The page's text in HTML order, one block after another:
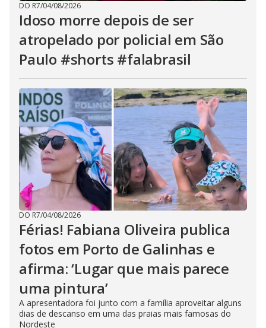
DO R7/04/08/2026
Idoso morre depois de ser
atropelado por policial em São
Paulo #shorts #falabrasil
DO R7/04/08/2026
Férias! Fabiana Oliveira publica
fotos em Porto de Galinhas e
afirma: ‘Lugar que mais parece
uma pintura’
A apresentadora foi junto com a família aproveitar alguns
dias de descanso em uma das praias mais famosas do
Nordeste